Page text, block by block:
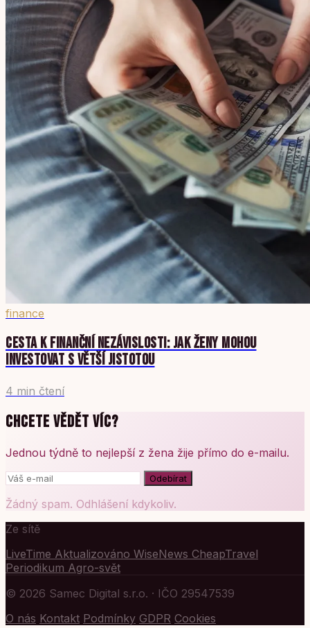
finance
CESTA K FINANČNÍ NEZÁVISLOSTI: JAK ŽENY MOHOU
INVESTOVAT S VĚTŠÍ JISTOTOU
4 min čtení
CHCETE VĚDĚT VÍC?
Jednou týdně to nejlepší z žena žije přímo do e-mailu.
Odebírat
Žádný spam. Odhlášení kdykoliv.
Ze sítě
LiveTime Aktualizováno WiseNews CheapTravel
Periodikum Agro-svět
© 2026 Samec Digital s.r.o. · IČO 29547539
O nás Kontakt Podmínky GDPR Cookies